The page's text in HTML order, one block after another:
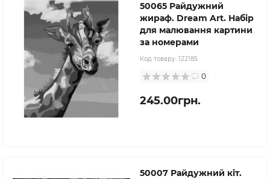
50065 Райдужний
жираф. Dream Art. Набір
для малювання картини
за номерами
Код товару: 122185
0
245.00грн.
50007 Райдужний кіт.